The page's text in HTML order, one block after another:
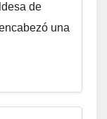
de
una